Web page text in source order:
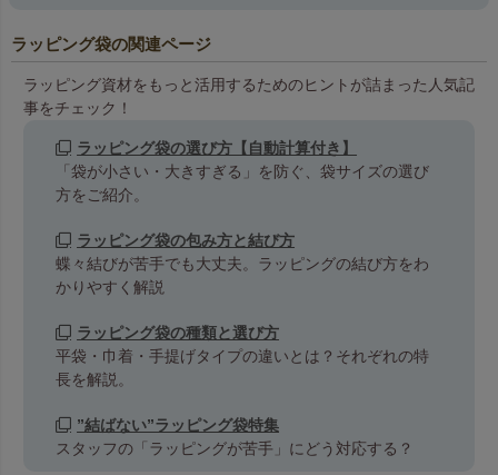
ラッピング袋の関連ページ
ラッピング資材をもっと活用するためのヒントが詰まった人気記
事をチェック！
ラッピング袋の選び方【自動計算付き】
「袋が小さい・大きすぎる」を防ぐ、袋サイズの選び
方をご紹介。
ラッピング袋の包み方と結び方
蝶々結びが苦手でも大丈夫。ラッピングの結び方をわ
かりやすく解説
ラッピング袋の種類と選び方
平袋・巾着・手提げタイプの違いとは？それぞれの特
長を解説。
”結ばない”ラッピング袋特集
スタッフの「ラッピングが苦手」にどう対応する？